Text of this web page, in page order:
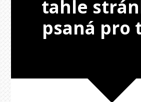
tahle
psaná pro